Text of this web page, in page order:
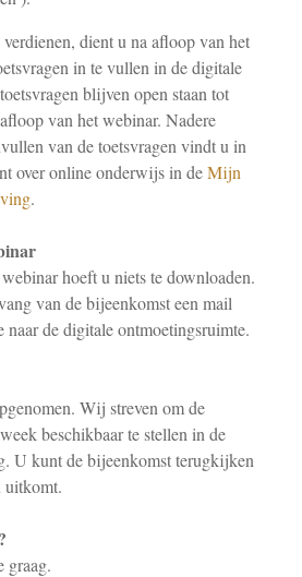
dient u na afloop van het
in te vullen in de digitale
blijven open staan tot
van het webinar. Nadere
van de toetsvragen vindt u in
over online onderwijs in deMijn
.
hoeft u niets te downloaden.
van de bijeenkomst een mail
naar de digitale ontmoetingsruimte.
Wij streven om de
beschikbaar te stellen in de
U kunt de bijeenkomst terugkijken
uitkomt.
graag.